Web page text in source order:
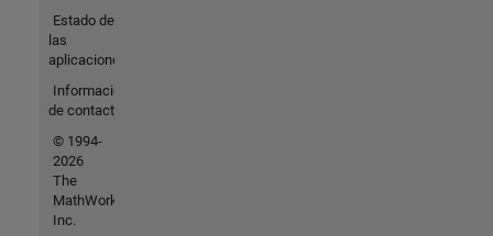
Estado de
las
aplicaciones
Información
de contacto
© 1994-
2026
The
MathWorks,
Inc.